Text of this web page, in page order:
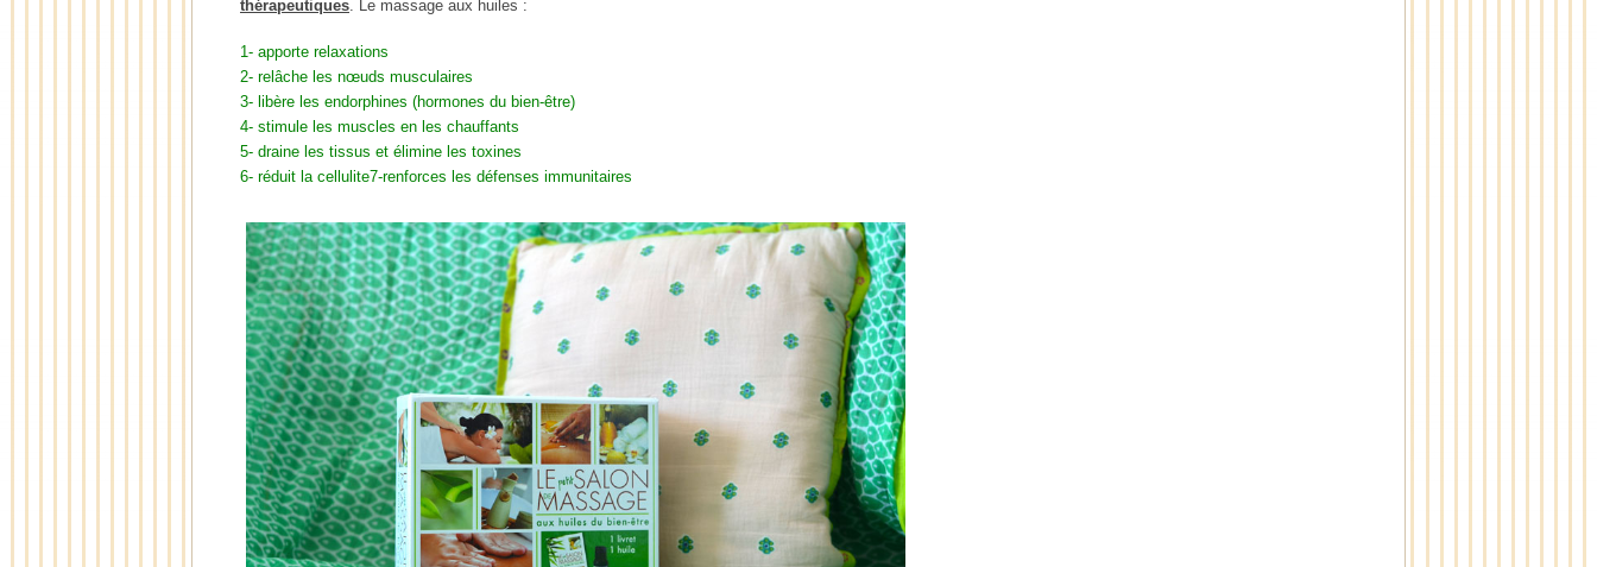
thérapeutiques . Le massage aux huiles :
1- apporte relaxations
2- relâche les nœuds musculaires
3- libère les endorphines (hormones du bien-être)
4- stimule les muscles en les chauffants
5- draine les tissus et élimine les toxines
6- réduit la cellulite7-renforces les défenses immunitaires